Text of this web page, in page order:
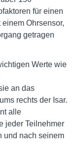
für einen
Ohrsensor,
getragen
Werte wie
an das
rechts der Isar.
alle
jeder Teilnehmer
und nach seinem